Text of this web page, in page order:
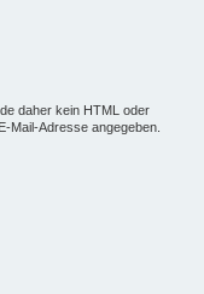
daher kein HTML oder
Mail-Adresse angegeben.